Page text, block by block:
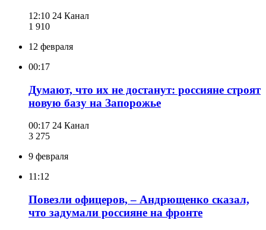
12:10 24 Канал
1 910
12 февраля
00:17
Думают, что их не достанут: россияне строят
новую базу на Запорожье
00:17 24 Канал
3 275
9 февраля
11:12
Повезли офицеров, – Андрющенко сказал,
что задумали россияне на фронте